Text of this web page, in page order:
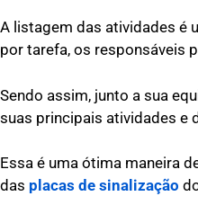
A listagem das atividades é
por tarefa, os responsáveis
Sendo assim, junto a sua
suas principais atividades e
Essa é uma ótima maneira
das placas de sinalização